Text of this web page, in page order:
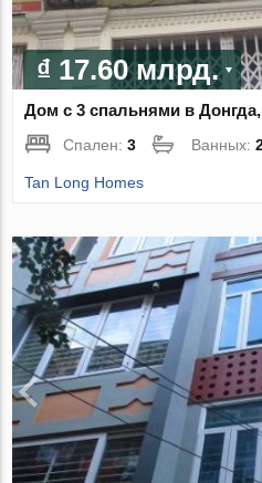
₫ 17.60 млрд.
Дом с 3 спальнями в
Спален:3 Ванных:
Tan Long Homes